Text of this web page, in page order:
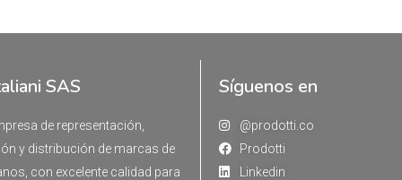
SAS
de representación,
y distribución de marcas de
con excelente calidad para
Síguenos en
@prodotti.co
Prodotti
Linkedin